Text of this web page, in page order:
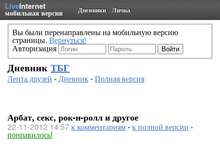
LiveInternet
мобильная версия Дневники Личка
Вы были перенаправлены на мобильную версию
страницы. Вернуться!
Авторизация
Дневник ТБГ
Лента друзей -Дневник-Полная версия
Арбат, секс, рок-н-ролл и другое
22-11-2012 14:57к комментариям-к полной версии -
понравилось!